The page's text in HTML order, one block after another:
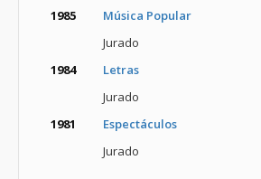
1985
Música Popular
Jurado
1984
Letras
Jurado
1981
Espectáculos
Jurado